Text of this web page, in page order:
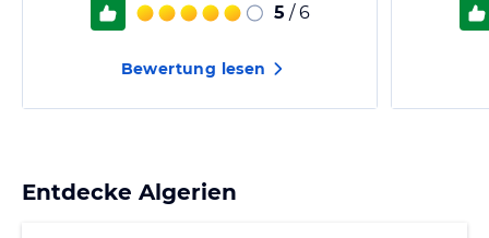
5 / 6
Bewertung lesen
Entdecke Algerien